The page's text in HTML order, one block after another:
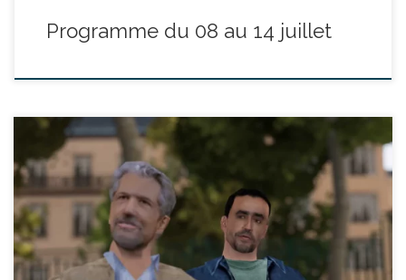
Programme du 08 au 14 juillet
réalisé par Quentin Dupieux - avec Alain Chabat, Jonathan
Cohen, Anaïs Demoustier durée : 1h07’ Jacques se rend chez son
ami Bruno pour lui annoncer une nouvelle importante :
l’humanité toute entière vit dans une simulation… Mer 01/07 -
20:30 Ven 03/07 - 20:30 Sam 04/07 - 20:30 Dim 05/07 […]